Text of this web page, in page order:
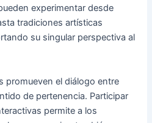
experimentar desde
tradiciones artísticas
su singular perspectiva al
promueven el diálogo entre
de pertenencia. Participar
permite a los